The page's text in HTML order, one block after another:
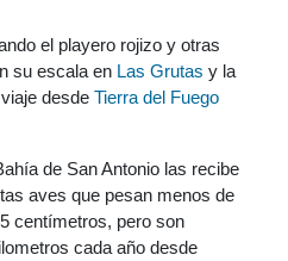
el playero rojizo y otras
su escala en Las Grutas y la
desde Tierra del Fuego
de San Antonio las recibe
aves que pesan menos de
centímetros, pero son
cada año desde